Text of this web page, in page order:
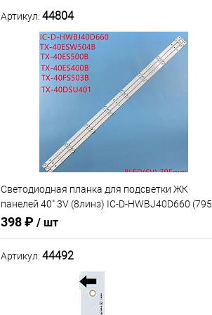
Артикул: 44804
Светодиодная планка для подсветки ЖК
панелей 40" 3V (8линз) IC-D-HWBJ40D660 (795
мм, 8 линз)
398 ₽ / шт
В корзину
Артикул: 44492